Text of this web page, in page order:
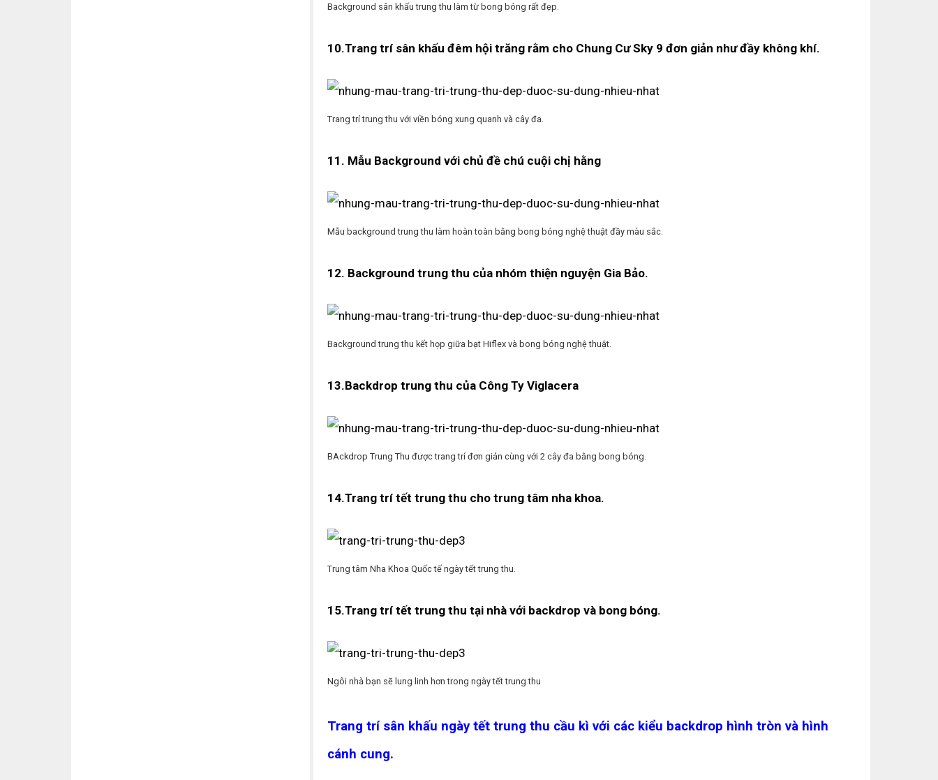
Background sân khấu trung thu làm từ bong bóng rất đẹp.
10.Trang trí sân khấu đêm hội trăng rằm cho Chung Cư Sky 9 đơn giản như đầy không khí.
Trang trí trung thu với viền bóng xung quanh và cây đa.
11. Mẫu Background với chủ đề chú cuội chị hằng
Mẫu background trung thu làm hoàn toàn bằng bong bóng nghệ thuật đầy màu sắc.
12. Background trung thu của nhóm thiện nguyện Gia Bảo.
Background trung thu kết họp giữa bạt Hiflex và bong bóng nghệ thuật.
13.Backdrop trung thu của Công Ty Viglacera
BAckdrop Trung Thu được trang trí đơn giản cùng với 2 cây đa bằng bong bóng.
14.Trang trí tết trung thu cho trung tâm nha khoa.
Trung tâm Nha Khoa Quốc tế ngày tết trung thu.
15.Trang trí tết trung thu tại nhà với backdrop và bong bóng.
Ngôi nhà bạn sẽ lung linh hơn trong ngày tết trung thu
Trang trí sân khấu ngày tết trung thu cầu kì với các kiểu backdrop hình tròn và hình
cánh cung.